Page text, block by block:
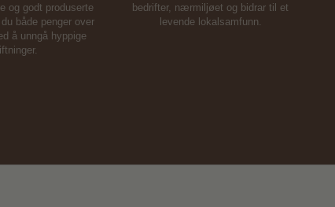
og godt produserte
både penger over
å unngå hyppige
bedrifter, nærmiljøet og bidrar til et
levende lokalsamfunn.